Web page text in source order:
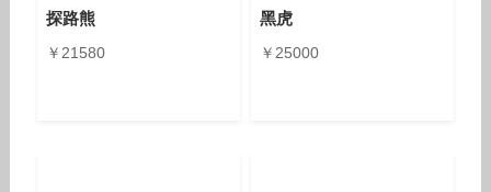
探路熊
￥21580
黑虎
￥25000